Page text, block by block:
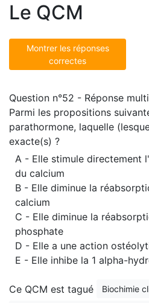
Le QCM
Montrer les réponses
correctes
Question n°52 - Réponse
Parmi les propositions
parathormone, laquelle
exacte(s) ?
A - Elle stimule directement
du calcium
B - Elle diminue la
calcium
C - Elle diminue la
phosphate
D - Elle a une action
E - Elle inhibe la 1 alpha-
Ce QCM est tagué Biochimie